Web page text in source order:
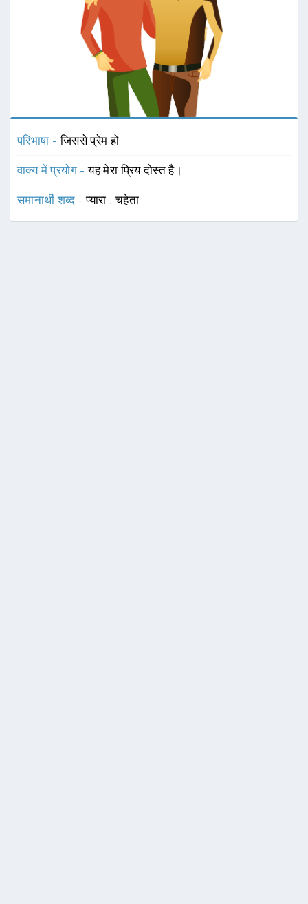
परिभाषा -जिससे प्रेम हो
वाक्य में प्रयोग -यह मेरा प्रिय दोस्त है।
समानार्थी शब्द -प्यारा ,चहेता